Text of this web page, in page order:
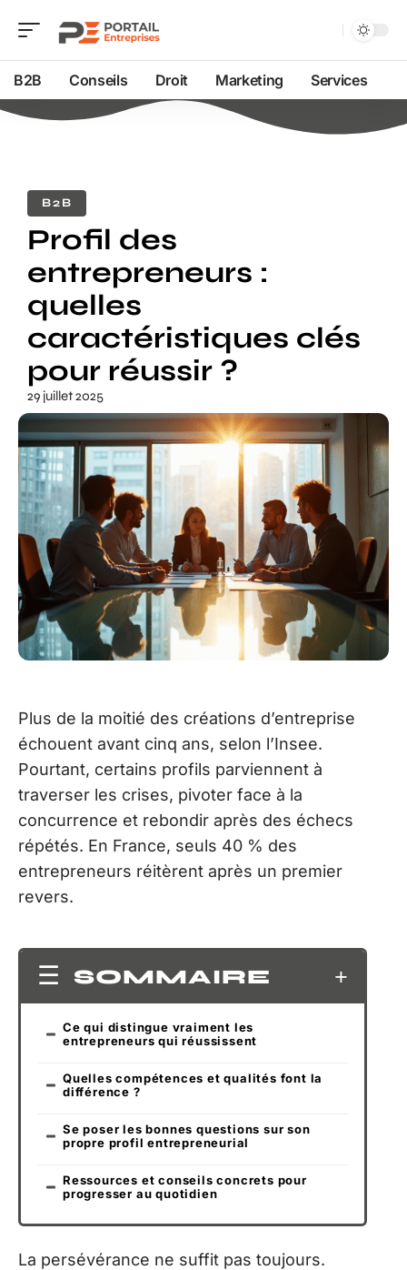
B2B Conseils Droit Marketing Services
B2B
Profil des
entrepreneurs :
quelles
caractéristiques clés
pour réussir ?
29 juillet 2025
Plus de la moitié des créations d’entreprise
échouent avant cinq ans, selon l’Insee.
Pourtant, certains profils parviennent à
traverser les crises, pivoter face à la
concurrence et rebondir après des échecs
répétés. En France, seuls 40 % des
entrepreneurs réitèrent après un premier
revers.
SOMMAIRE
Ce qui distingue vraiment les
entrepreneurs qui réussissent
Quelles compétences et qualités font la
différence ?
Se poser les bonnes questions sur son
propre profil entrepreneurial
Ressources et conseils concrets pour
progresser au quotidien
La persévérance ne suffit pas toujours.